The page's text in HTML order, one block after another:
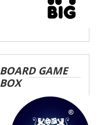
BOARD GAME
BOX